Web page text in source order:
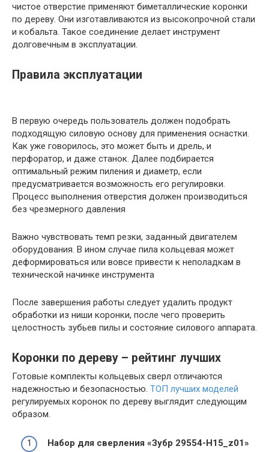
чистое отверстие применяют биметаллические коронки
по дереву. Они изготавливаются из высокопрочной стали
и кобальта. Такое соединение делает инструмент
долговечным в эксплуатации.
Правила эксплуатации
В первую очередь пользователь должен подобрать
подходящую силовую основу для применения оснастки.
Как уже говорилось, это может быть и дрель, и
перфоратор, и даже станок. Далее подбирается
оптимальный режим пиления и диаметр, если
предусматривается возможность его регулировки.
Процесс выполнения отверстия должен производиться
без чрезмерного давления
Важно чувствовать темп резки, заданный двигателем
оборудования. В ином случае пила кольцевая может
деформироваться или вовсе привести к неполадкам в
технической начинке инструмента
После завершения работы следует удалить продукт
обработки из ниши коронки, после чего проверить
целостность зубьев пилы и состояние силового аппарата.
Коронки по дереву – рейтинг лучших
Готовые комплекты кольцевых сверл отличаются
надежностью и безопасностью. ТОП лучших моделей
регулируемых коронок по дереву выглядит следующим
образом.
Набор для сверления «Зубр 29554-H15_z01»